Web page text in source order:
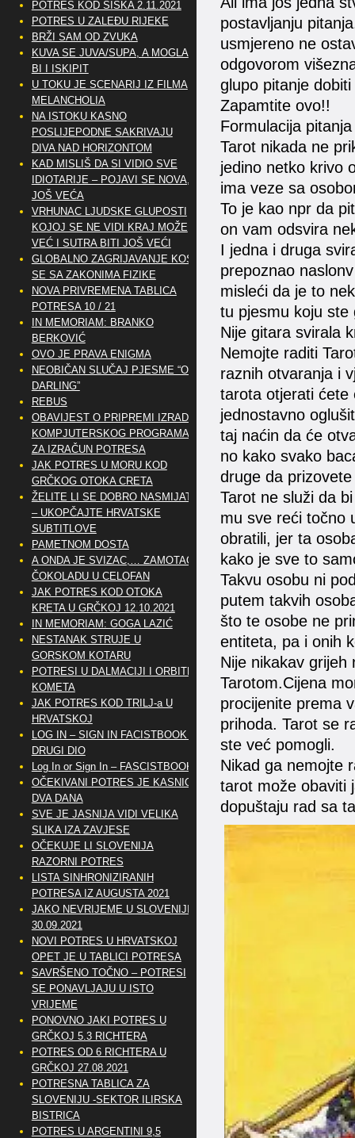
postavljanju
usmjereno ne
odgovorom
glupo pitanje
Zapamtite ovo!!
Formulacija
Tarot nikada ne
jedino netko krivo
ima veze sa
To je kao npr da
on vam odsvira
I jedna i druga
prepoznao
misleći da je to
tu pjesmu koju
Nije gitara svirala
Nemojte raditi
raznih otvaranja i
tarota otjerati ćete
jednostavno
taj naćin da će
no kako svako
druge da
Tarot ne služi da
mu sve reći točno
obratili, jer ta
kako je sve to
Takvu osobu ni
putem takvih
što te osobe ne
entiteta, pa i onih
Nije nikakav grijeh
Tarotom.Cijena
procijenite prema
prihoda. Tarot se
ste već pomogli.
Nikad ga nemojte
tarot može obaviti
dopuštaju rad sa
POTRES KOD SISKA 2.11.2021
POTRES U ZALEĐU RIJEKE
BRŽI SAM OD ZVUKA
KUVA SE JUVA/SUPA, A MOGLA
BI I ISKIPIT
U TOKU JE SCENARIJ IZ FILMA
MELANCHOLIA
NA ISTOKU KASNO
POSLIJEPODNE SAKRIVAJU
DIVA NAD HORIZONTOM
KAD MISLIŠ DA SI VIDIO SVE
IDIOTARIJE – POJAVI SE NOVA,..
JOŠ VEĆA
VRHUNAC LJUDSKE GLUPOSTI
KOJOJ SE NE VIDI KRAJ MOŽE
VEĆ I SUTRA BITI JOŠ VEĆI
GLOBALNO ZAGRIJAVANJE KOSI
SE SA ZAKONIMA FIZIKE
NOVA PRIVREMENA TABLICA
POTRESA 10 / 21
IN MEMORIAM: BRANKO
BERKOVIĆ
OVO JE PRAVA ENIGMA
NEOBIČAN SLUČAJ PJESME “OH
DARLING”
REBUS
OBAVIJEST O PRIPREMI IZRADE
KOMPJUTERSKOG PROGRAMA
ZA IZRAČUN POTRESA
JAK POTRES U MORU KOD
GRČKOG OTOKA CRETA
ŽELITE LI SE DOBRO NASMIJATI
– UKOPČAJTE HRVATSKE
SUBTITLOVE
PAMETNOM DOSTA
A ONDA JE SVIZAC,… ZAMOTAO
ČOKOLADU U CELOFAN
JAK POTRES KOD OTOKA
KRETA U GRČKOJ 12.10.2021
IN MEMORIAM: GOGA LAZIĆ
NESTANAK STRUJE U
GORSKOM KOTARU
POTRESI U DALMACIJI I ORBITE
KOMETA
JAK POTRES KOD TRILJ-a U
HRVATSKOJ
LOG IN – SIGN IN FACISTBOOK –
DRUGI DIO
Log In or Sign In – FASCISTBOOK
OČEKIVANI POTRES JE KASNIO
DVA DANA
SVE JE JASNIJA VIDI VELIKA
SLIKA IZA ZAVJESE
OČEKUJE LI SLOVENIJA
RAZORNI POTRES
LISTA SINHRONIZIRANIH
POTRESA IZ AUGUSTA 2021
JAKO NEVRIJEME U SLOVENIJI
30.09.2021
NOVI POTRES U HRVATSKOJ
OPET JE U TABLICI POTRESA
SAVRŠENO TOČNO – POTRESI
SE PONAVLJAJU U ISTO
VRIJEME
PONOVNO JAKI POTRES U
GRČKOJ 5.3 RICHTERA
POTRES OD 6 RICHTERA U
GRČKOJ 27.08.2021
POTRESNA TABLICA ZA
SLOVENIJU -SEKTOR ILIRSKA
BISTRICA
POTRES U ARGENTINI 9,5